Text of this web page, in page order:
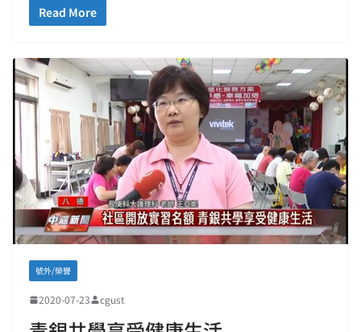
Read More
號外/榮譽
2020-07-23 cgust